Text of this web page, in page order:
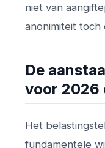
niet van
anonimiteit toch
De
voor 2026
Het
fundamentele